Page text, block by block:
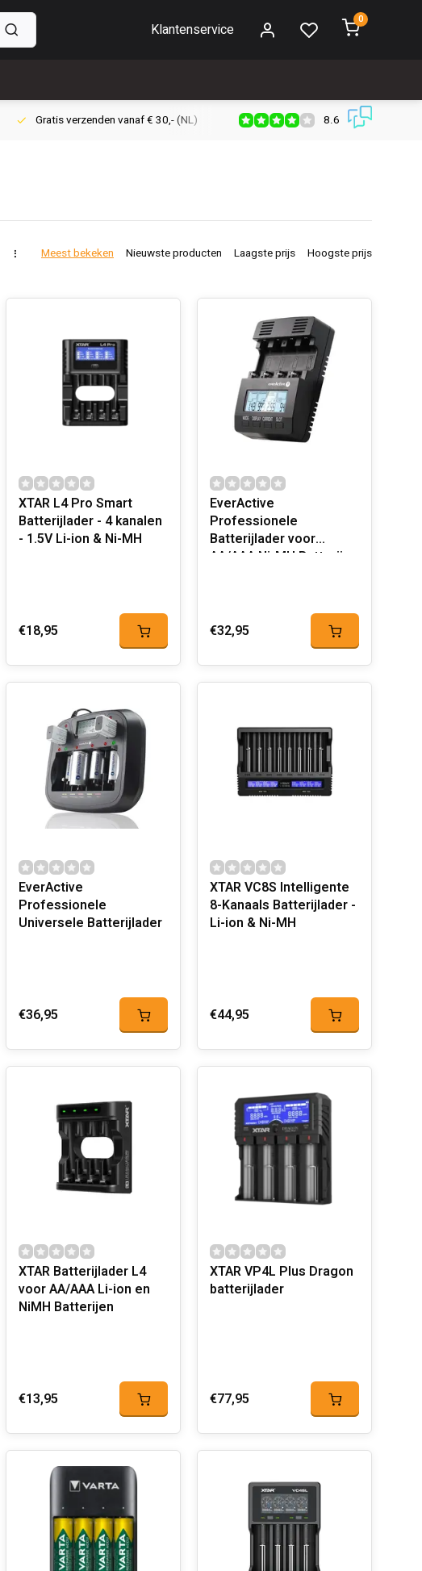
Klantenservice
0
Gratis verzenden vanaf € 30,- (NL) Verzendkosten € 2,95 (NL)
8.6
Meest bekeken Nieuwste producten Laagste prijs Hoogste prijs
XTAR L4 Pro Smart
Batterijlader - 4 kanalen
- 1.5V Li-ion & Ni-MH
€18,95
EverActive
Professionele
Batterijlader voor
AA/AAA Ni-MH Batterijen
€32,95
EverActive
Professionele
Universele Batterijlader
€36,95
XTAR VC8S Intelligente
8-Kanaals Batterijlader -
Li-ion & Ni-MH
€44,95
XTAR Batterijlader L4
voor AA/AAA Li-ion en
NiMH Batterijen
€13,95
XTAR VP4L Plus Dragon
batterijlader
€77,95